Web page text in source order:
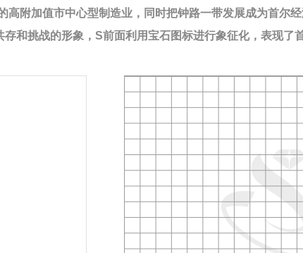
附加值市中心型制造业，同时把钟路一带发展成为首尔经
和挑战的形象，S前面利用宝石图标进行象征化，表现了